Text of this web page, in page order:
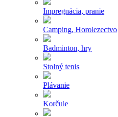
Impregnácia, pranie
Camping, Horolezectvo
Badminton, hry
Stolný tenis
Plávanie
Korčule